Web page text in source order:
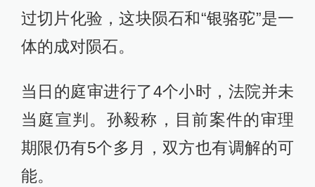
过切片化验，这块陨石和“银骆驼”是一
体的成对陨石。
当日的庭审进行了4个小时，法院并未
当庭宣判。孙毅称，目前案件的审理
期限仍有5个多月，双方也有调解的可
能。